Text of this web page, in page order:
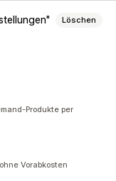
Löschen
Produkte per
Vorabkosten